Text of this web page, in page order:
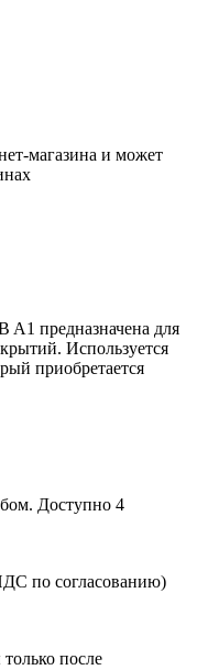
магазина и может
предназначена для
Используется
приобретается
Доступно 4
по согласованию)
после